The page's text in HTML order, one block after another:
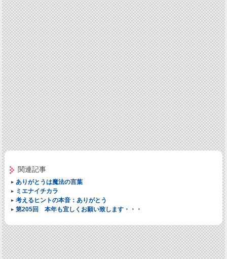
関連記事
ありがとうは魔法の言葉
ミエナイチカラ
考えるヒントの本音：ありがとう
第205回 本年も宜しくお願い致します・・・